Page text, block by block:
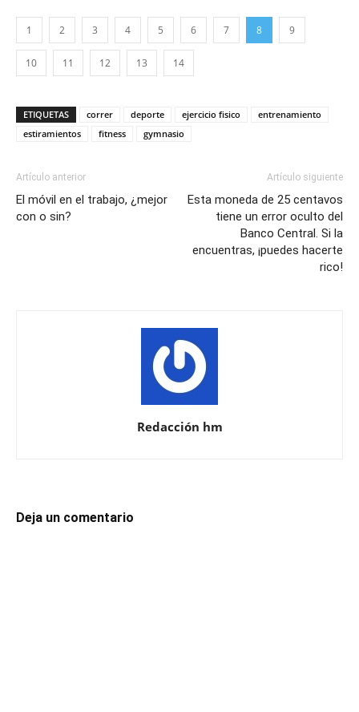
1 2 3 4 5 6 7 8 9
10 11 12 13 14
ETIQUETAS correr deporte ejercicio fisico
entrenamiento
estiramientos
fitness gymnasio
Artículo anterior
El móvil en el trabajo, ¿mejor
con o sin?
Artículo siguiente
Esta moneda de 25 centavos
tiene un error oculto del
Banco Central. Si la
encuentras, ¡puedes hacerte
rico!
Redacción hm
Deja un comentario